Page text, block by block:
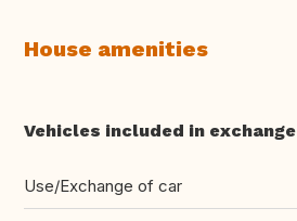
House amenities
Vehicles included in exchange
Use/Exchange of car